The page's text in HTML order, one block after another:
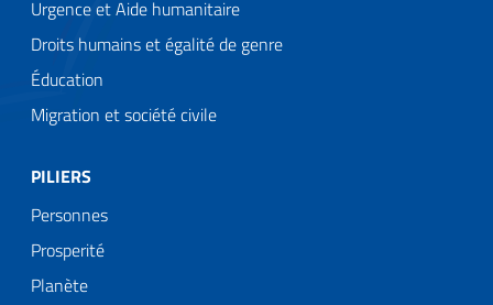
Urgence et Aide humanitaire
Droits humains et égalité de genre
Éducation
Migration et société civile
PILIERS
Personnes
Prosperité
Planète